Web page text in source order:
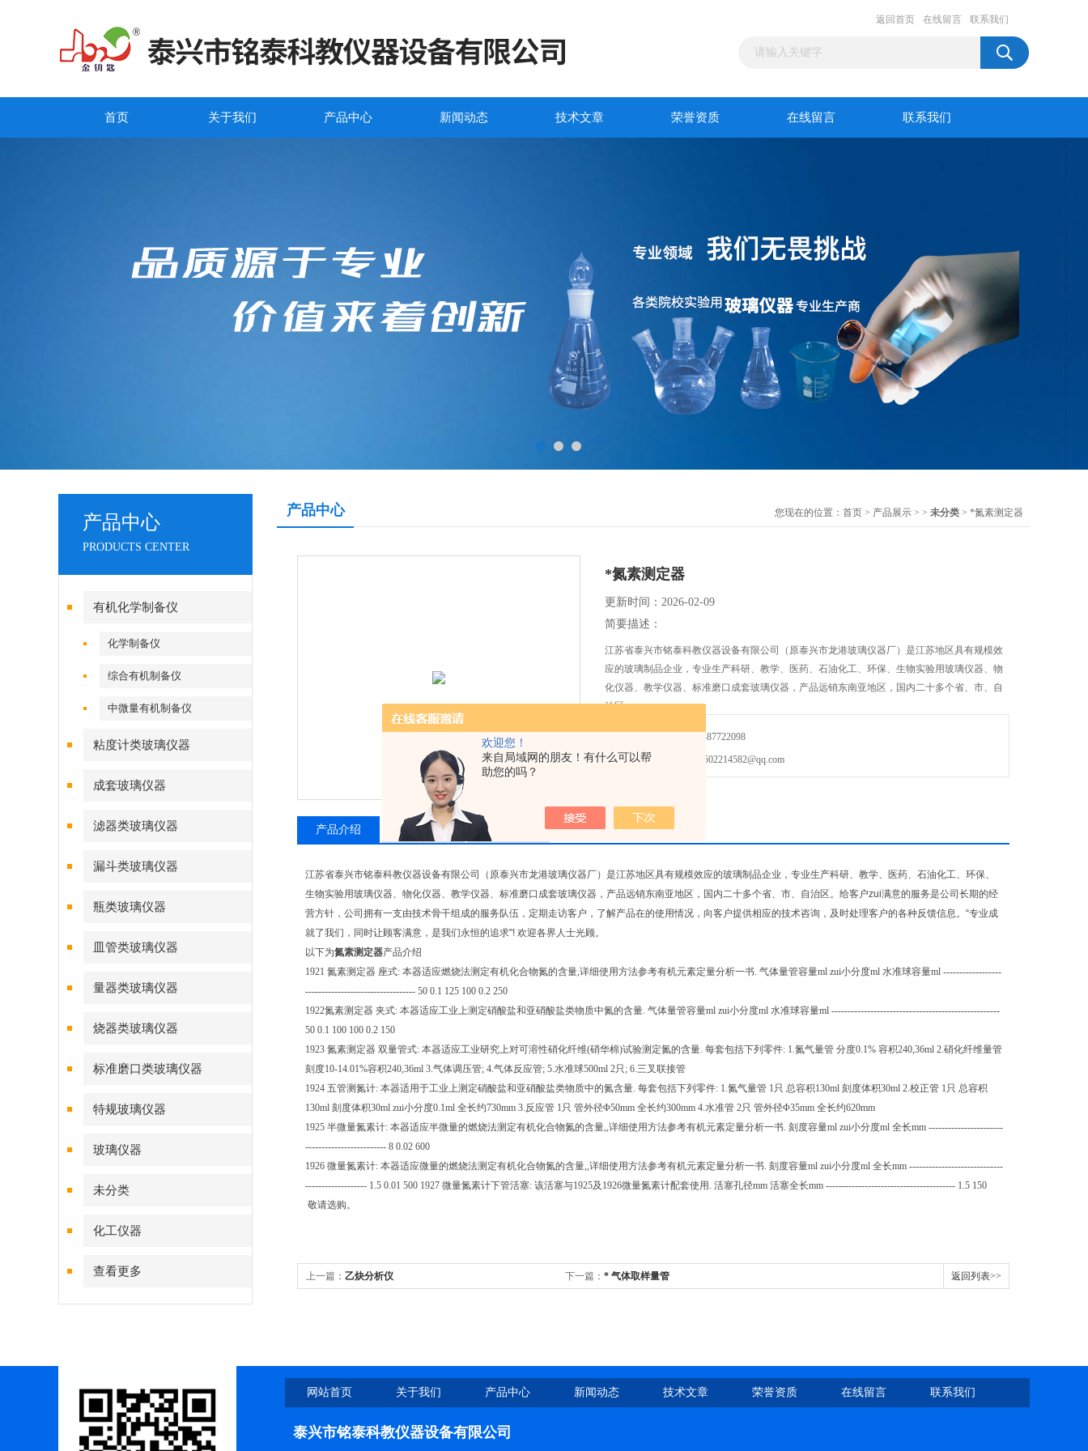
欢迎您！
来自局域网的朋友！有什么可以帮
助您的吗？
返回首页 在线留言 联系我们
首页 关于我们 产品中心 新闻动态 技术文章 荣誉资质 在线留言 联系我们
产品中心
PRODUCTS CENTER
有机化学制备仪
化学制备仪
综合有机制备仪
中微量有机制备仪
粘度计类玻璃仪器
成套玻璃仪器
滤器类玻璃仪器
漏斗类玻璃仪器
瓶类玻璃仪器
皿管类玻璃仪器
量器类玻璃仪器
烧器类玻璃仪器
标准磨口类玻璃仪器
特规玻璃仪器
玻璃仪器
未分类
化工仪器
查看更多
产品中心 您现在的位置： 首页 > 产品展示 > > 未分类 > *氮素测定器
*氮素测定器
更新时间：2026-02-09
简要描述：
江苏省泰兴市铭泰科教仪器设备有限公司（原泰兴市龙港玻璃仪器厂）是江苏地区具有规模效
应的玻璃制品企业，专业生产科研、教学、医药、石油化工、环保、生物实验用玻璃仪器、物
化仪器、教学仪器、标准磨口成套玻璃仪器，产品远销东南亚地区，国内二十多个省、市、自
治区。
免费咨询：0523-87722098
发邮件给我们：502214582@qq.com
产品介绍 相关产品 留言询价
江苏省泰兴市铭泰科教仪器设备有限公司（原泰兴市龙港玻璃仪器厂）是江苏地区具有规模效应的玻璃制品企业，专业生产科研、教学、医药、石油化工、环保、
生物实验用玻璃仪器、物化仪器、教学仪器、标准磨口成套玻璃仪器，产品远销东南亚地区，国内二十多个省、市、自治区。给客户zui满意的服务是公司长期的经
营方针，公司拥有一支由技术骨干组成的服务队伍，定期走访客户，了解产品在的使用情况，向客户提供相应的技术咨询，及时处理客户的各种反馈信息。“专业成
就了我们，同时让顾客满意，是我们永恒的追求"! 欢迎各界人士光顾。
以下为氮素测定器产品介绍
1921 氮素测定器 座式: 本器适应燃烧法测定有机化合物氮的含量,详细使用方法参考有机元素定量分析一书. 气体量管容量ml zui小分度ml 水准球容量ml ------------------
---------------------------------- 50 0.1 125 100 0.2 250
1922氮素测定器 夹式: 本器适应工业上测定硝酸盐和亚硝酸盐类物质中氮的含量. 气体量管容量ml zui小分度ml 水准球容量ml ----------------------------------------------------
50 0.1 100 100 0.2 150
1923 氮素测定器 双量管式: 本器适应工业研究上对可溶性硝化纤维(硝华棉)试验测定氮的含量. 每套包括下列零件: 1.氮气量管 分度0.1% 容积240,36ml 2.硝化纤维量管
刻度10-14.01%容积240,36ml 3.气体调压管; 4.气体反应管; 5.水准球500ml 2只; 6.三叉联接管
1924 五管测氮计: 本器适用于工业上测定硝酸盐和亚硝酸盐类物质中的氮含量. 每套包括下列零件: 1.氮气量管 1只 总容积130ml 刻度体积30ml 2.校正管 1只 总容积
130ml 刻度体积30ml zui小分度0.1ml 全长约730mm 3.反应管 1只 管外径Φ50mm 全长约300mm 4.水准管 2只 管外径Φ35mm 全长约620mm
1925 半微量氮素计: 本器适应半微量的燃烧法测定有机化合物氮的含量,,详细使用方法参考有机元素定量分析一书. 刻度容量ml zui小分度ml 全长mm -----------------------
------------------------- 8 0.02 600
1926 微量氮素计: 本器适应微量的燃烧法测定有机化合物氮的含量,,详细使用方法参考有机元素定量分析一书. 刻度容量ml zui小分度ml 全长mm -----------------------------
------------------- 1.5 0.01 500 1927 微量氮素计下管活塞: 该活塞与1925及1926微量氮素计配套使用. 活塞孔径mm 活塞全长mm ---------------------------------------- 1.5 150
敬请选购。
上一篇： 乙炔分析仪 下一篇： * 气体取样量管 返回列表>>
网站首页 关于我们 产品中心 新闻动态 技术文章 荣誉资质 在线留言 联系我们
泰兴市铭泰科教仪器设备有限公司